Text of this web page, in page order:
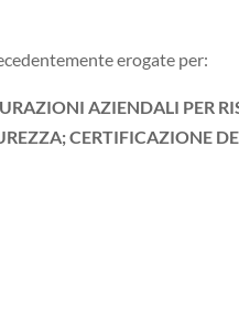
erogate per:
AZIENDALI PER
CERTIFICAZIONE